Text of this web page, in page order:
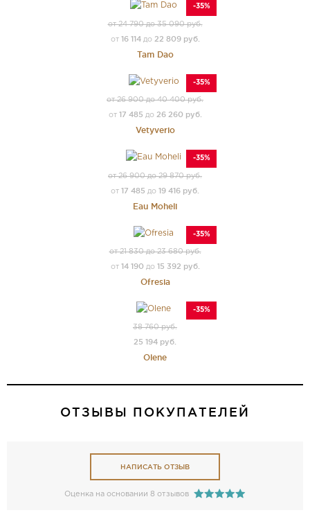
-35%
от 24 790 до 35 090 руб.
от 16 114до 22 809 руб.
Tam Dao
-35%
от 26 900 до 40 400 руб.
от 17 485 до 26 260 руб.
Vetyverio
-35%
от 26 900 до 29 870 руб.
от 17 485 до 19 416 руб.
Eau Moheli
-35%
от 21 830 до 23 680 руб.
от 14 190 до 15 392 руб.
Ofresia
-35%
38 760 руб.
25 194 руб.
Olene
ОТЗЫВЫ ПОКУПАТЕЛЕЙ
НАПИСАТЬ ОТЗЫВ
Оценка на основании 8 отзывов